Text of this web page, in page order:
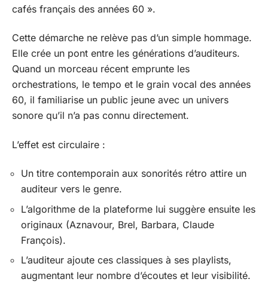
cafés français des années 60 ».
Cette démarche ne relève pas d’un simple hommage.
Elle crée un pont entre les générations d’auditeurs.
Quand un morceau récent emprunte les
orchestrations, le tempo et le grain vocal des années
60, il familiarise un public jeune avec un univers
sonore qu’il n’a pas connu directement.
L’effet est circulaire :
Un titre contemporain aux sonorités rétro attire un
auditeur vers le genre.
L’algorithme de la plateforme lui suggère ensuite les
originaux (Aznavour, Brel, Barbara, Claude
François).
L’auditeur ajoute ces classiques à ses playlists,
augmentant leur nombre d’écoutes et leur visibilité.